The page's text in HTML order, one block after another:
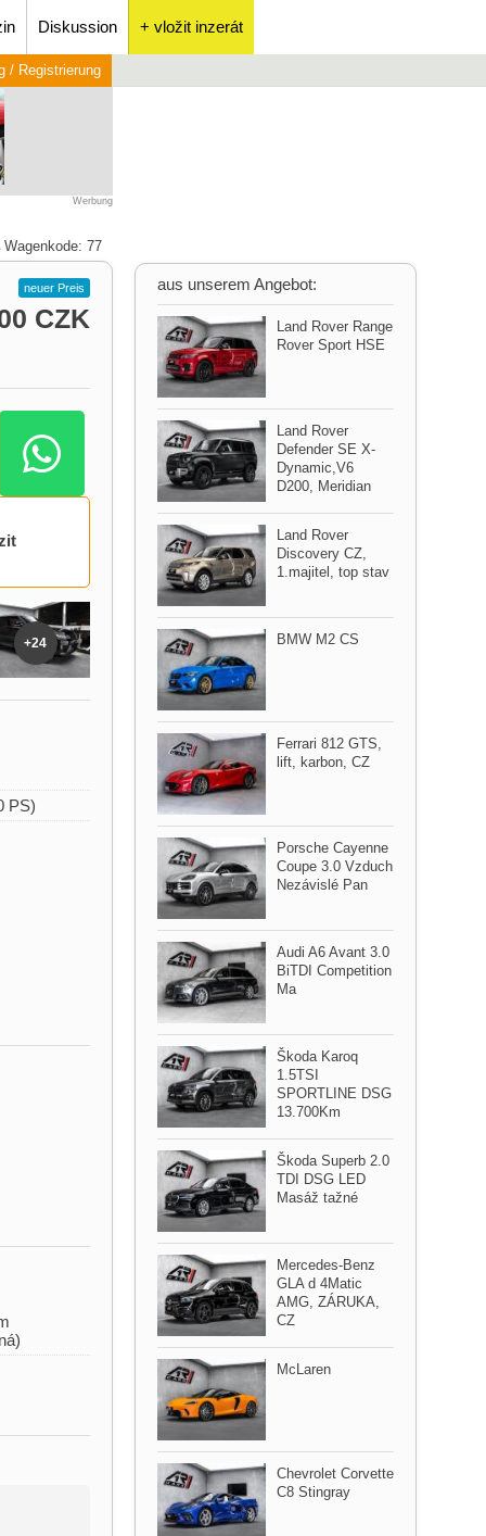
Diskussion + vložit inzerát
/ Registrierung
Werbung
Wagenkode: 77
neuer Preis
CZK
+24
PS)
aus unserem Angebot:
Land Rover Range
Rover Sport HSE
Land Rover
Defender SE X​-
Dynamic,​V6
D200,​ Meridian
Land Rover
Discovery CZ,​
1.majitel,​ top stav
BMW M2 CS
Ferrari 812 GTS,​
lift,​ karbon,​ CZ
Porsche Cayenne
Coupe 3.0 Vzduch
Nezávislé Pan
Audi A6 Avant 3.0
BiTDI Competition
Ma
Škoda Karoq
1.5TSI
SPORTLINE DSG
13.700Km
Škoda Superb 2.0
TDI DSG LED
Masáž tažné
Mercedes​-Benz
GLA d 4Matic
AMG,​ ZÁRUKA,​
CZ
McLaren
Chevrolet Corvette
C8 Stingray